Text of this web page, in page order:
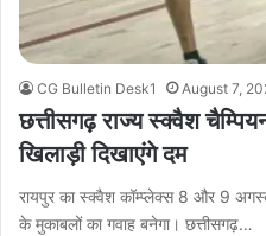
CG Bulletin Desk1 August 7,
छत्तीसगढ़ राज्य स्क्वैश
खिलाड़ी दिखाएंगे दम
रायपुर का स्क्वैश कॉम्प्लेक्स 8 और 9
के मुकाबलों का गवाह बनेगा। छत्तीसगढ़…